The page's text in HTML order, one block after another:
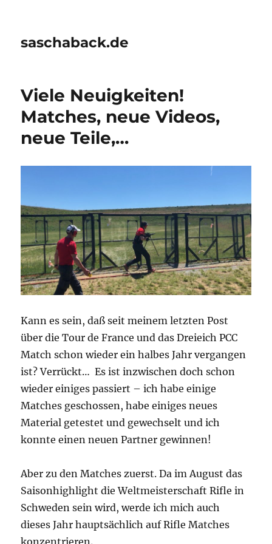
saschaback.de
Viele Neuigkeiten!
Matches, neue Videos,
neue Teile,…
Kann es sein, daß seit meinem letzten Post
über die Tour de France und das Dreieich PCC
Match schon wieder ein halbes Jahr vergangen
ist? Verrückt… Es ist inzwischen doch schon
wieder einiges passiert – ich habe einige
Matches geschossen, habe einiges neues
Material getestet und gewechselt und ich
konnte einen neuen Partner gewinnen!
Aber zu den Matches zuerst. Da im August das
Saisonhighlight die Weltmeisterschaft Rifle in
Schweden sein wird, werde ich mich auch
dieses Jahr hauptsächlich auf Rifle Matches